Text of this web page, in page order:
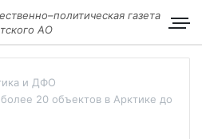
газета
АО
и ДФО
20 объектов в Арктике до